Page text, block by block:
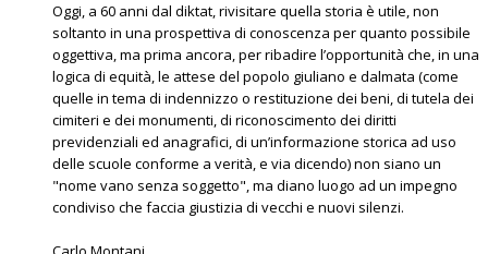
Oggi, a 60 anni dal diktat, rivisitare quella storia è utile, non
soltanto in una prospettiva di conoscenza per quanto possibile
oggettiva, ma prima ancora, per ribadire l’opportunità che, in una
logica di equità, le attese del popolo giuliano e dalmata (come
quelle in tema di indennizzo o restituzione dei beni, di tutela dei
cimiteri e dei monumenti, di riconoscimento dei diritti
previdenziali ed anagrafici, di un’informazione storica ad uso
delle scuole conforme a verità, e via dicendo) non siano un
"nome vano senza soggetto", ma diano luogo ad un impegno
condiviso che faccia giustizia di vecchi e nuovi silenzi.